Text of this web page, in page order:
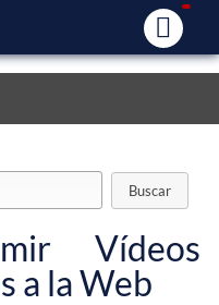
Vídeos
a la Web